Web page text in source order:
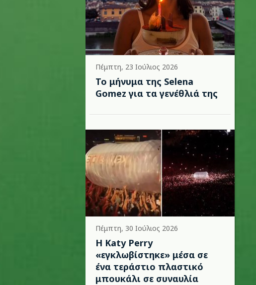
Πέμπτη, 23 Ιούλιος 2026
Το μήνυμα της Selena
Gomez για τα γενέθλιά της
Πέμπτη, 30 Ιούλιος 2026
H Katy Perry
«εγκλωβίστηκε» μέσα σε
ένα τεράστιο πλαστικό
μπουκάλι σε συναυλία